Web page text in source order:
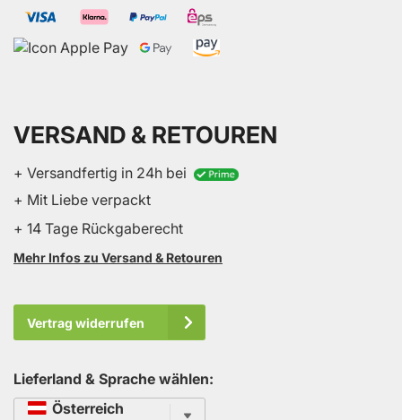
VERSAND & RETOUREN
+ Versandfertig in 24h bei
+ Mit Liebe verpackt
+ 14 Tage Rückgaberecht
Mehr Infos zu Versand & Retouren
Vertrag widerrufen
Lieferland & Sprache wählen:
SpracheÖsterreich